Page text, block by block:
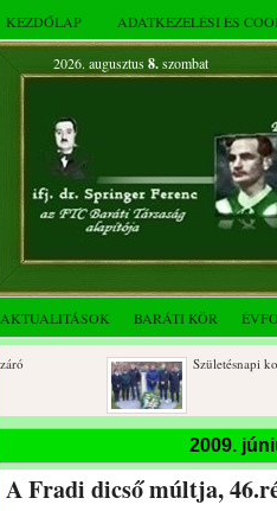
KEZDŐLAP ADATKEZELÉSI ÉS
2026. augusztus 8.szombat
AKTUALITÁSOK BARÁTI KÖR
Születésnapi
2009.
A Fradi dicső múltja,